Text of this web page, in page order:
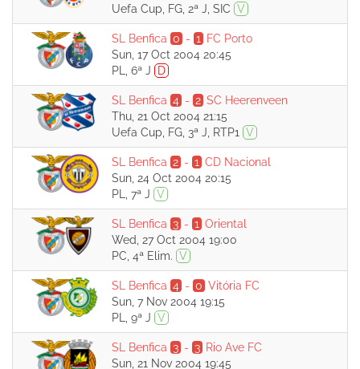
Uefa Cup, FG, 2ª J, SIC V
SL Benfica 0 - 1
FC Porto
Sun, 17 Oct 2004 20:45
PL, 6ª J
D
SL Benfica 4 - 2 SC Heerenveen
Thu, 21 Oct 2004 21:15
Uefa Cup, FG, 3ª J, RTP1
V
SL Benfica 2 - 1 CD Nacional
Sun, 24 Oct 2004 20:15
PL, 7ª J V
SL Benfica 3 - 1 Oriental
Wed, 27 Oct 2004 19:00
PC, 4ª Elim. V
SL Benfica 4 - 0 Vitória FC
Sun, 7 Nov 2004 19:15
PL, 9ª J V
SL Benfica 3 - 3 Rio Ave FC
Sun, 21 Nov 2004 19:45